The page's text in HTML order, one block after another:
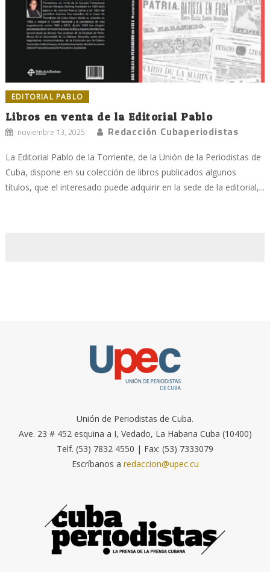
EDITORIAL PABLO
Libros en venta de la Editorial Pablo
noviembre 13, 2025 Redacción Cubaperiodistas
La Editorial Pablo de la Torriente, de la Unión de la Periodistas de
Cuba, dispone en su colección de libros publicados algunos
títulos, que el interesado puede adquirir en la sede de la editorial,...
Unión de Periodistas de Cuba.
Ave. 23 # 452 esquina a I, Vedado, La Habana Cuba (10400)
Telf. (53) 7832 4550 | Fax: (53) 7333079
Escríbanos a redaccion@upec.cu